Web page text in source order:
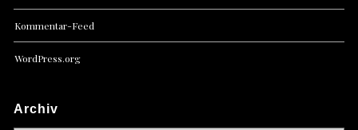
Kommentar-Feed
WordPress.org
Archiv